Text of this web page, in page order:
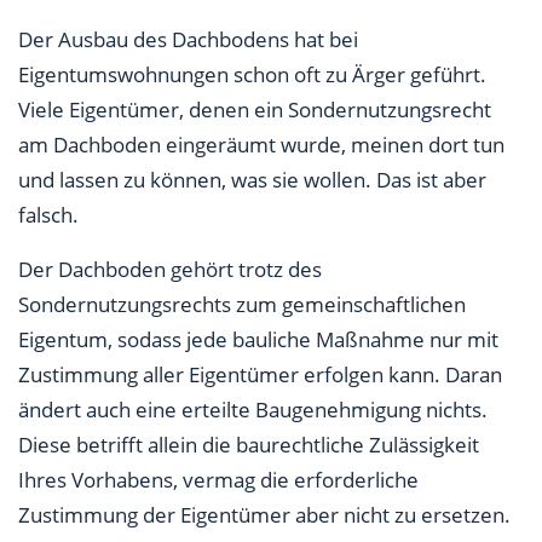
Der Ausbau des Dachbodens hat bei
Eigentumswohnungen schon oft zu Ärger geführt.
Viele Eigentümer, denen ein Sondernutzungsrecht
am Dachboden eingeräumt wurde, meinen dort tun
und lassen zu können, was sie wollen. Das ist aber
falsch.
Der Dachboden gehört trotz des
Sondernutzungsrechts zum gemeinschaftlichen
Eigentum, sodass jede bauliche Maßnahme nur mit
Zustimmung aller Eigentümer erfolgen kann. Daran
ändert auch eine erteilte Baugenehmigung nichts.
Diese betrifft allein die baurechtliche Zulässigkeit
Ihres Vorhabens, vermag die erforderliche
Zustimmung der Eigentümer aber nicht zu ersetzen.